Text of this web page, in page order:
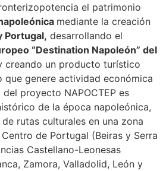
el patrimonio
mediante la creación
Portugal, desarrollando el
“Destination Napoleón” del
creando un producto turístico
genere actividad económica
proyecto NAPOCTEP es
de la época napoleónica,
rutas culturales en una zona
de Portugal (Beiras y Serra
Castellano-Leonesas
Zamora, Valladolid, León y